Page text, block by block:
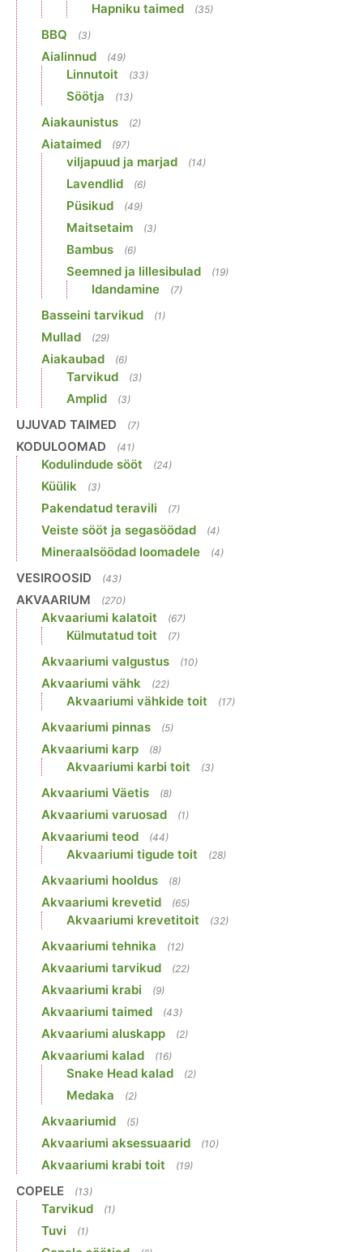
Hapniku taimed (35)
BBQ (3)
Aialinnud (49)
Linnutoit (33)
Söötja (13)
Aiakaunistus (2)
Aiataimed (97)
viljapuud ja marjad (14)
Lavendlid (6)
Püsikud (49)
Maitsetaim (3)
Bambus (6)
Seemned ja lillesibulad (19)
Idandamine (7)
Basseini tarvikud (1)
Mullad (29)
Aiakaubad (6)
Tarvikud (3)
Amplid (3)
UJUVAD TAIMED (7)
KODULOOMAD (41)
Kodulindude sööt (24)
Küülik (3)
Pakendatud teravili (7)
Veiste sööt ja segasöödad (4)
Mineraalsöödad loomadele (4)
VESIROOSID (43)
AKVAARIUM (270)
Akvaariumi kalatoit (67)
Külmutatud toit (7)
Akvaariumi valgustus (10)
Akvaariumi vähk (22)
Akvaariumi vähkide toit (17)
Akvaariumi pinnas (5)
Akvaariumi karp (8)
Akvaariumi karbi toit (3)
Akvaariumi Väetis (8)
Akvaariumi varuosad (1)
Akvaariumi teod (44)
Akvaariumi tigude toit (28)
Akvaariumi hooldus (8)
Akvaariumi krevetid (65)
Akvaariumi krevetitoit (32)
Akvaariumi tehnika (12)
Akvaariumi tarvikud (22)
Akvaariumi krabi (9)
Akvaariumi taimed (43)
Akvaariumi aluskapp (2)
Akvaariumi kalad (16)
Snake Head kalad (2)
Medaka (2)
Akvaariumid (5)
Akvaariumi aksessuaarid (10)
Akvaariumi krabi toit (19)
COPELE (13)
Tarvikud (1)
Tuvi (1)